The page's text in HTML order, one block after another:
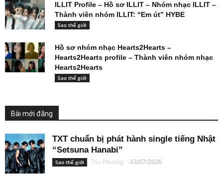
ILLIT Profile – Hồ sơ ILLIT – Nhóm nhạc ILLIT –
Thành viên nhóm ILLIT: “Em út” HYBE
Sao thế giới
Hồ sơ nhóm nhạc Hearts2Hearts –
Hearts2Hearts profile – Thành viên nhóm nhạc
Hearts2Hearts
Sao thế giới
Bài mới đăng
TXT chuẩn bị phát hành single tiếng Nhật
“Setsuna Hanabi”
Sao thế giới Thu Phuong -03/07/2026